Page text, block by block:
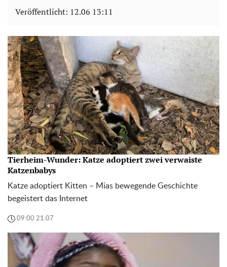
Veröffentlicht: 12.06 13:11
Tierheim-Wunder: Katze adoptiert zwei verwaiste
Katzenbabys
Katze adoptiert Kitten – Mias bewegende Geschichte
begeistert das Internet
09:00 21.07